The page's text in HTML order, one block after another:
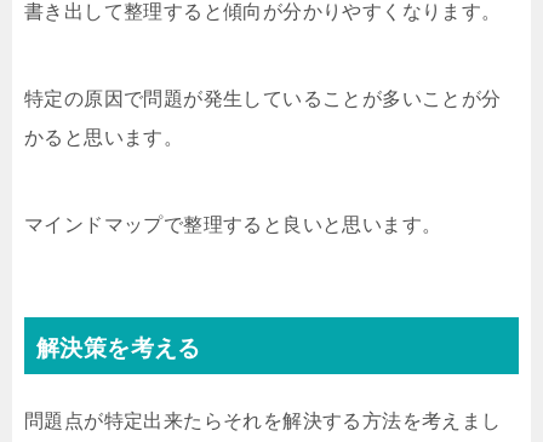
書き出して整理すると傾向が分かりやすくなります。
特定の原因で問題が発生していることが多いことが分
かると思います。
マインドマップで整理すると良いと思います。
解決策を考える
問題点が特定出来たらそれを解決する方法を考えまし